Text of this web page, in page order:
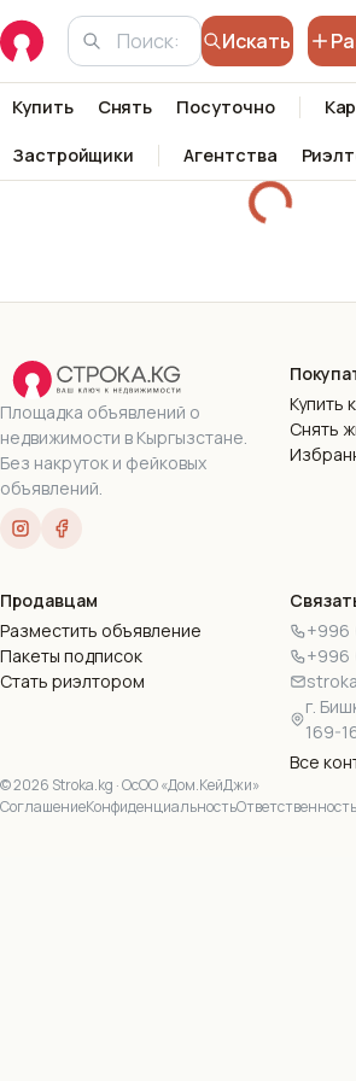
Искать
Купить Снять Посуточно
Застройщики Агентства
Площадка объявлений о
недвижимости в Кыргызстане.
Без накруток и фейковых
объявлений.
Купить
Снять
Продавцам
Разместить объявление
Пакеты подписок
Стать риэлтором
+996
+996
г.
169-
Все
©2026 Stroka.kg · ОсОО «Дом.КейДжи»
СоглашениеКонфиденциальностьОтветственность